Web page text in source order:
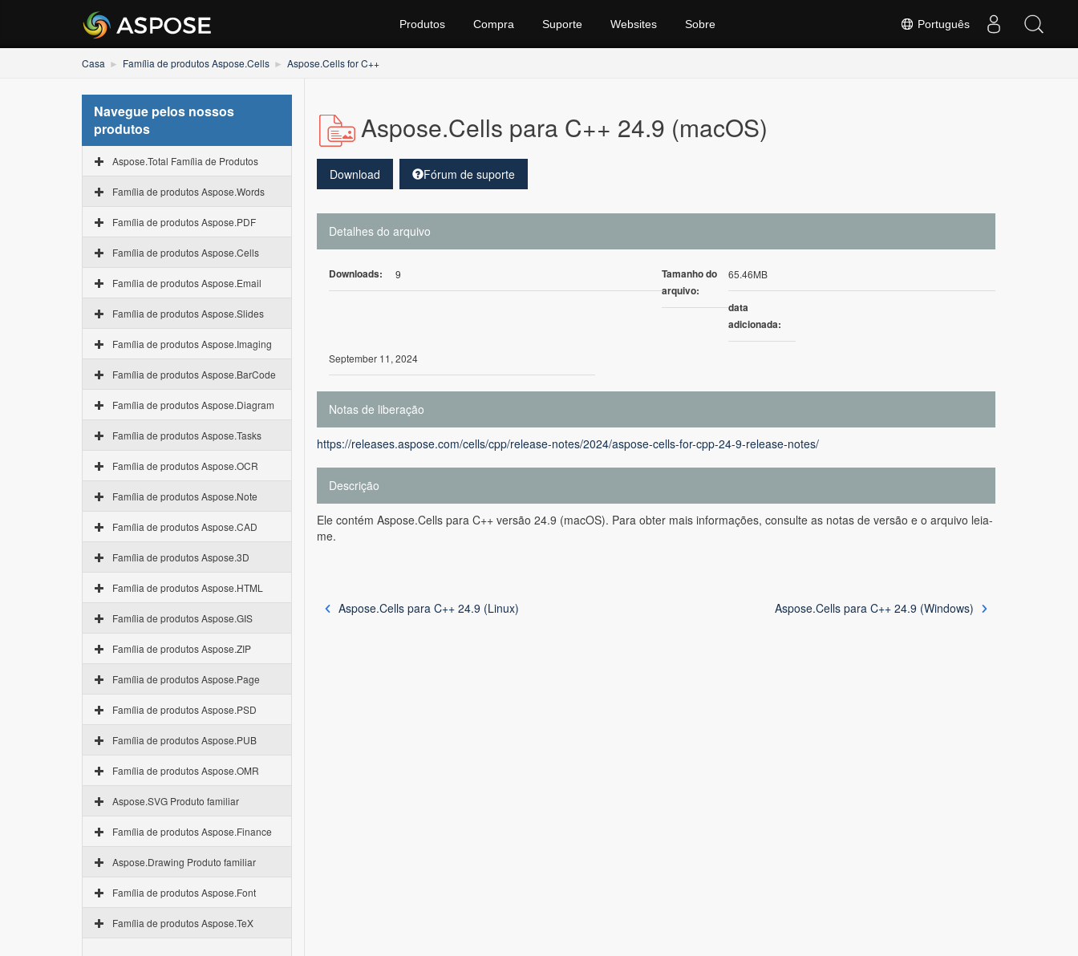
Português
Produtos Compra Suporte Websites Sobre
Casa Família de produtos Aspose.Cells Aspose.Cells for C++
Navegue pelos nossos
produtos
Aspose.Total Família de Produtos
Família de produtos Aspose.Words
Família de produtos Aspose.PDF
Família de produtos Aspose.Cells
Família de produtos Aspose.Email
Família de produtos Aspose.Slides
Família de produtos Aspose.Imaging
Família de produtos Aspose.BarCode
Família de produtos Aspose.Diagram
Família de produtos Aspose.Tasks
Família de produtos Aspose.OCR
Família de produtos Aspose.Note
Família de produtos Aspose.CAD
Família de produtos Aspose.3D
Família de produtos Aspose.HTML
Família de produtos Aspose.GIS
Família de produtos Aspose.ZIP
Família de produtos Aspose.Page
Família de produtos Aspose.PSD
Família de produtos Aspose.PUB
Família de produtos Aspose.OMR
Aspose.SVG Produto familiar
Família de produtos Aspose.Finance
Aspose.Drawing Produto familiar
Família de produtos Aspose.Font
Família de produtos Aspose.TeX
Aspose.Cells para C++ 24.9 (macOS)
Download Fórum de suporte
Detalhes do arquivo
Downloads: 9
Tamanho do
arquivo:
65.46MB
data
adicionada:
September 11, 2024
Notas de liberação
https://releases.aspose.com/cells/cpp/release-notes/2024/aspose-cells-for-cpp-24-9-release-notes/
Descrição
Ele contém Aspose.Cells para C++ versão 24.9 (macOS). Para obter mais informações, consulte as notas de versão e o arquivo leia-
me.
Aspose.Cells para C++ 24.9 (Linux) Aspose.Cells para C++ 24.9 (Windows)